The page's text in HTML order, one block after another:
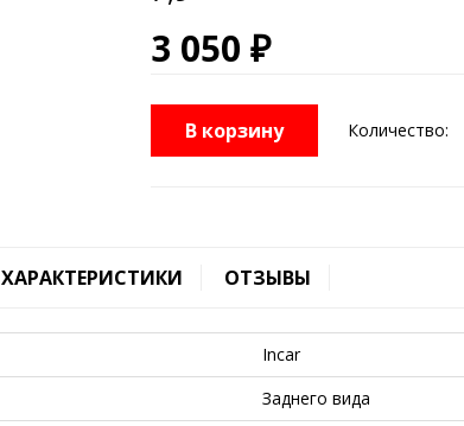
3 050 ₽
В корзину Количество:
ХАРАКТЕРИСТИКИ ОТЗЫВЫ
Incar
Заднего вида